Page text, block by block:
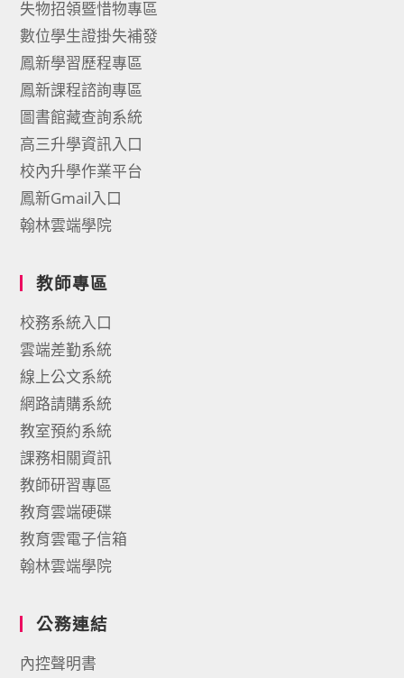
失物招領暨惜物專區
數位學生證掛失補發
鳳新學習歷程專區
鳳新課程諮詢專區
圖書館藏查詢系統
高三升學資訊入口
校內升學作業平台
鳳新Gmail入口
翰林雲端學院
教師專區
校務系統入口
雲端差勤系統
線上公文系統
網路請購系統
教室預約系統
課務相關資訊
教師研習專區
教育雲端硬碟
教育雲電子信箱
翰林雲端學院
公務連結
內控聲明書